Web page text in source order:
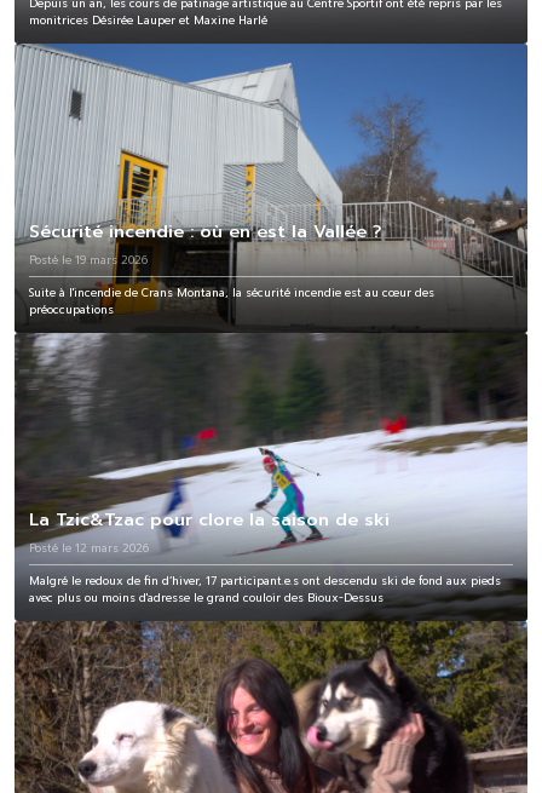
Depuis un an, les cours de patinage artistique au Centre Sportif ont été repris par les
monitrices Désirée Lauper et Maxine Harlé
Sécurité incendie : où en est la Vallée ?
Posté le 19 mars 2026
Suite à l'incendie de Crans Montana, la sécurité incendie est au cœur des
préoccupations
La Tzic&Tzac pour clore la saison de ski
Posté le 12 mars 2026
Malgré le redoux de fin d’hiver, 17 participant.e.s ont descendu ski de fond aux pieds
avec plus ou moins d'adresse le grand couloir des Bioux-Dessus